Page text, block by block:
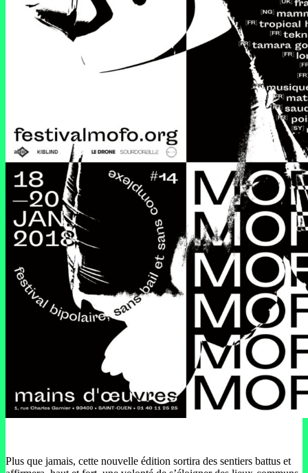
Plus que jamais, cette nouvelle édition sortira des sentiers battus et